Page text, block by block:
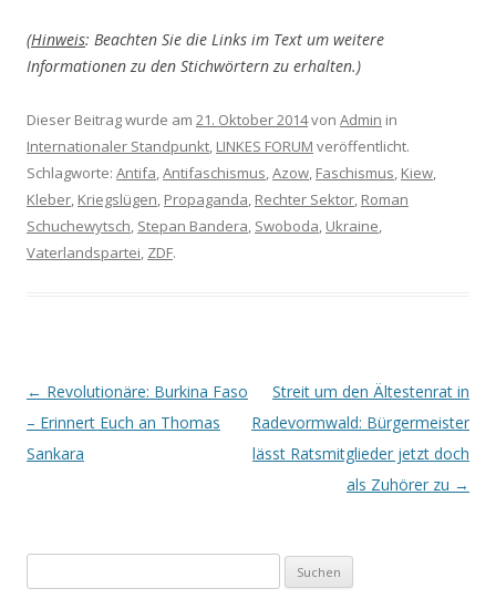
(Hinweis: Beachten Sie die Links im Text um weitere
Informationen zu den Stichwörtern zu erhalten.)
Dieser Beitrag wurde am 21. Oktober 2014von Admin in
Internationaler Standpunkt, LINKES FORUM veröffentlicht.
Schlagworte: Antifa,Antifaschismus,Azow, Faschismus, Kiew,
Kleber, Kriegslügen, Propaganda, Rechter Sektor, Roman
Schuchewytsch, Stepan Bandera, Swoboda, Ukraine,
Vaterlandspartei, ZDF.
Artikel-Navigation
← Revolutionäre: Burkina Faso
– Erinnert Euch an Thomas
Sankara
Streit um den Ältestenrat in
Radevormwald: Bürgermeister
lässt Ratsmitglieder jetzt doch
als Zuhörer zu →